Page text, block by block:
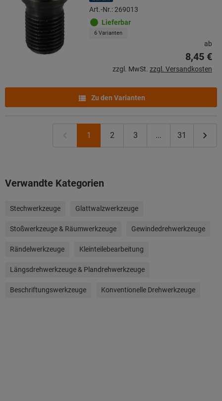
Art.-Nr.: 269013
Lieferbar
6 Varianten
ab
8,45 €
zzgl. MwSt. zzgl. Versandkosten
Zu den Varianten
1 2 3 ... 31
Verwandte Kategorien
Stechwerkzeuge Glattwalzwerkzeuge
Stoßwerkzeuge & Räumwerkzeuge Gewindedrehwerkzeuge
Rändelwerkzeuge Kleinteilebearbeitung
Längsdrehwerkzeuge & Plandrehwerkzeuge
Beschriftungswerkzeuge Konventionelle Drehwerkzeuge